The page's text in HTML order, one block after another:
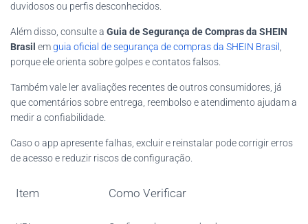
duvidosos ou perfis desconhecidos.
Além disso, consulte a Guia de Segurança de Compras da SHEIN
Brasil emguia oficial de segurança de compras da SHEIN Brasil ,
porque ele orienta sobre golpes e contatos falsos.
Também vale ler avaliações recentes de outros consumidores, já
que comentários sobre entrega, reembolso e atendimento ajudam a
medir a confiabilidade.
Caso o app apresente falhas, excluir e reinstalar pode corrigir erros
de acesso e reduzir riscos de configuração.
Item Como Verificar